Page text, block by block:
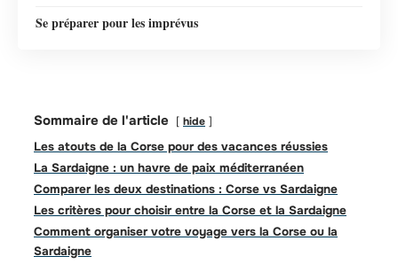
Se préparer pour les imprévus
Sommaire de l'article hide
Les atouts de la Corse pour des vacances réussies
La Sardaigne : un havre de paix méditerranéen
Comparer les deux destinations : Corse vs Sardaigne
Les critères pour choisir entre la Corse et la Sardaigne
Comment organiser votre voyage vers la Corse ou la
Sardaigne